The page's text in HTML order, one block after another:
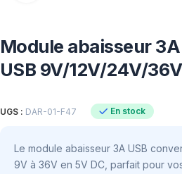
Module abaisseur
USB 9V/12V/24V/
UGS : DAR-01-F47 En stock
Le module abaisseur 3A USB
9V à 36V en 5V DC, parfait pour